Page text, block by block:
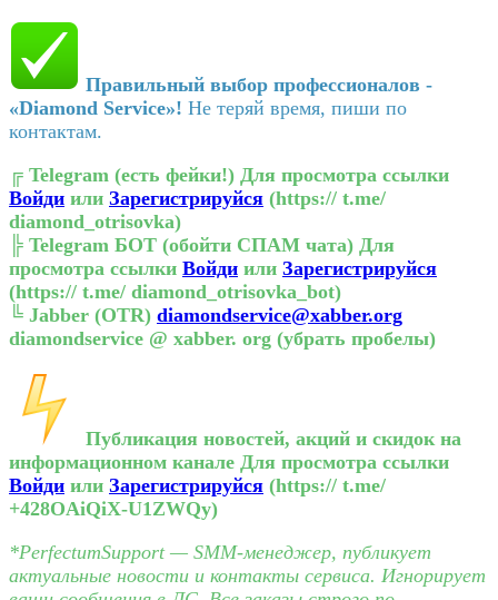
Правильный выбор профессионалов -
«Diamond Service»! Не теряй время, пиши по
контактам.
╔ Telegram (есть фейки!) Для просмотра ссылки
Войди или Зарегистрируйся (https:// t.me/
diamond_otrisovka)
╠ Telegram БОТ (обойти СПАМ чата) Для
просмотра ссылки Войди или Зарегистрируйся
(https:// t.me/ diamond_otrisovka_bot)
╚ Jabber (OTR) diamondservice@xabber.org
diamondservice @ xabber. org (убрать пробелы)
️ Публикация новостей, акций и скидок на
информационном канале Для просмотра ссылки
Войди или Зарегистрируйся (https:// t.me/
+428OAiQiX-U1ZWQy)
*PerfectumSupport — SMM-менеджер, публикует
актуальные новости и контакты сервиса. Игнорирует